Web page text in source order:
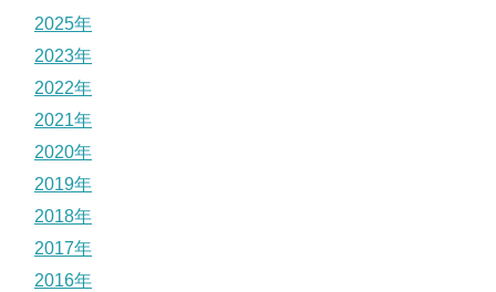
2025年
2023年
2022年
2021年
2020年
2019年
2018年
2017年
2016年